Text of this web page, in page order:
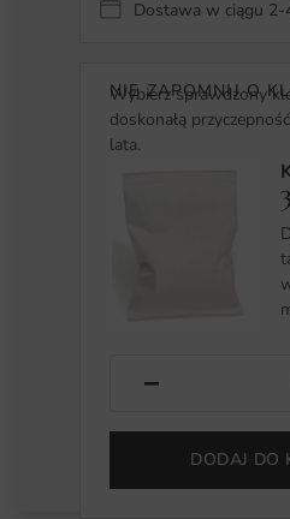
Dostawa w ciągu 2-
NIE ZAPOMNIJ O
Wybierz sprawdzony
doskonałą
lata.
−
DODAJ DO